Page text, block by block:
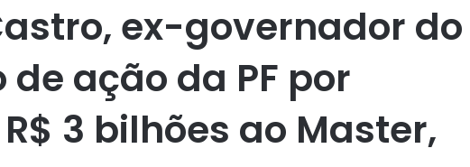
ex-governador do
de ação da PF por
3 bilhões ao Master,